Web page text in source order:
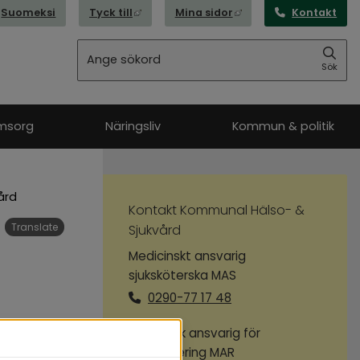
Suomeksi Tyck till Länk till annan webbplats, öppnas i
Mina sidor Länk till annan
Kontakt
Sök
Näringsliv Kommun & politik
Translate
Kontakt Kommunal Hälso- &
Sjukvård
Medicinskt ansvarig
sjuksköterska MAS
0290-77 17 48
Medicinsk ansvarig för
rehabilitering MAR